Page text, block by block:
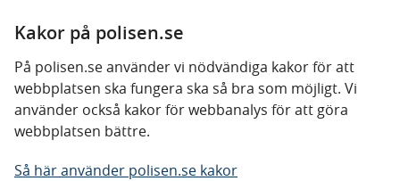
Kakor på polisen.se
På polisen.se använder vi nödvändiga kakor för att
webbplatsen ska fungera ska så bra som möjligt. Vi
använder också kakor för webbanalys för att göra
webbplatsen bättre.
Så här använder polisen.se kakor